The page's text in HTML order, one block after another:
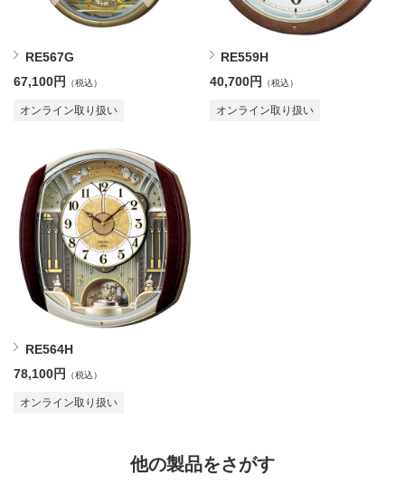
RE567G
67,100円
（税込）
オンライン取り扱い
RE559H
40,700円
（税込）
オンライン取り扱い
RE564H
78,100円
（税込）
オンライン取り扱い
他の製品をさがす